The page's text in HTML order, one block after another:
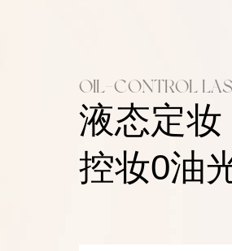
OIL-CONTROL
液态定妆
控妆0油